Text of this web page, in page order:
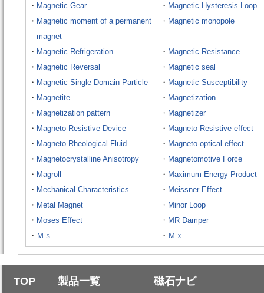
・ Magnetic Gear ・ Magnetic Hysteresis Loop
・ Magnetic moment of a permanent
magnet
・ Magnetic monopole
・ Magnetic Refrigeration ・ Magnetic Resistance
・ Magnetic Reversal ・ Magnetic seal
・ Magnetic Single Domain Particle ・ Magnetic Susceptibility
・ Magnetite ・ Magnetization
・ Magnetization pattern ・ Magnetizer
・ Magneto Resistive Device ・ Magneto Resistive effect
・ Magneto Rheological Fluid ・ Magneto-optical effect
・ Magnetocrystalline Anisotropy ・ Magnetomotive Force
・ Magroll ・ Maximum Energy Product
・ Mechanical Characteristics ・ Meissner Effect
・ Metal Magnet ・ Minor Loop
・ Moses Effect ・ MR Damper
・ Ｍｓ ・ Ｍｘ
TOP 製品一覧 磁石ナビ